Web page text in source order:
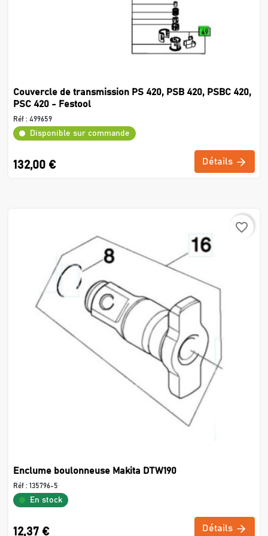
Couvercle de transmission PS 420, PSB 420, PSBC 420,
PSC 420 - Festool
Réf : 499659
Disponible sur commande
132,00 € Détails
favorite_border
Enclume boulonneuse Makita DTW190
Réf : 135796-5
En stock
12,37 € Détails